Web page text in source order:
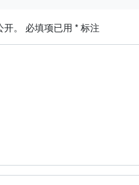
。 必填项已用 *标注